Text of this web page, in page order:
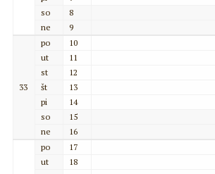
so
8
ne
9
33
po
10
ut
11
st
12
št
13
pi
14
so
15
ne
16
po
17
ut
18